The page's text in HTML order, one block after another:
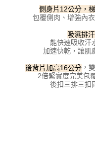
側身片12公分，
包覆側肉、增強內
吸濕排
能快速吸收汗
加速快乾，讓肌
後背片加高16公分，
2倍緊實度完美包
後扣三排三扣